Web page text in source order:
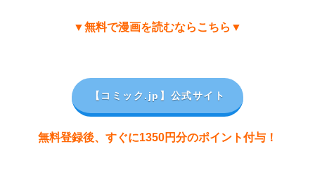
▼無料で漫画を読むならこちら▼
【コミック.jp 】公式サイト
無料登録後、すぐに1350円分のポイント付与！